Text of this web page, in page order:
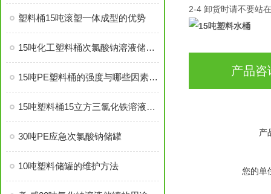
塑料桶15吨滚塑一体成型的优势
15吨化工塑料桶次氯酸钠溶液储存罐
15吨PE塑料桶的强度与哪些因素有关
15吨塑料桶15立方三氯化铁溶液储罐PE材质
30吨PE应急次氯酸钠储罐
10吨塑料储罐的维护方法
2-4 卸货时请不要站
产品咨
产
您的单